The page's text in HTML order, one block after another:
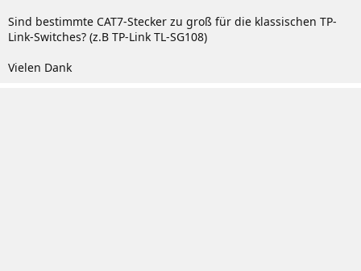
Sind bestimmte CAT7-Stecker zu groß für die klassischen TP-
Link-Switches? (z.B TP-Link TL-SG108)
Vielen Dank